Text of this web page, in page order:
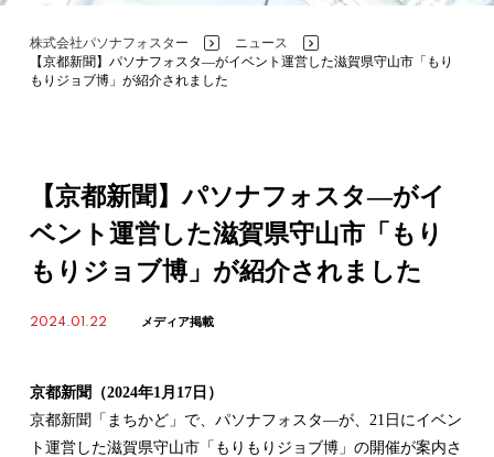
株式会社パソナフォスター >ニュース
【京都新聞】パソナフォスタ―がイベント運営した滋賀県守山市「もり
もりジョブ博」が紹介されました
【京都新聞】パソナフォスタ―がイ
ベント運営した滋賀県守山市「もり
もりジョブ博」が紹介されました
2024.01.22 メディア掲載
京都新聞（2024年1月17日）
京都新聞「まちかど」で、パソナフォスタ―が、21日にイベン
ト運営した滋賀県守山市「もりもりジョブ博」の開催が案内さ